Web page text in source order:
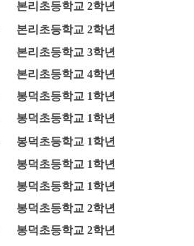
본리초등학교 2학년
본리초등학교 2학년
본리초등학교 3학년
본리초등학교 4학년
봉덕초등학교 1학년
봉덕초등학교 1학년
봉덕초등학교 1학년
봉덕초등학교 1학년
봉덕초등학교 1학년
봉덕초등학교 2학년
봉덕초등학교 2학년